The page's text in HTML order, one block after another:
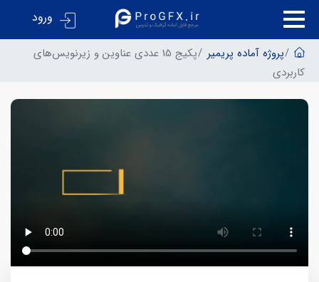
ورود
پروژه آماده پریمیر
پکیج 15 عددی عناوین و زیرنویس‌های
کاربردی